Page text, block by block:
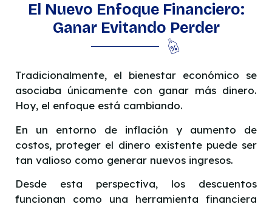
El Nuevo Enfoque Financiero:
Ganar Evitando Perder
Tradicionalmente, el bienestar económico se
asociaba únicamente con ganar más dinero.
Hoy, el enfoque está cambiando.
En un entorno de inflación y aumento de
costos, proteger el dinero existente puede ser
tan valioso como generar nuevos ingresos.
Desde esta perspectiva, los descuentos
funcionan como una herramienta financiera